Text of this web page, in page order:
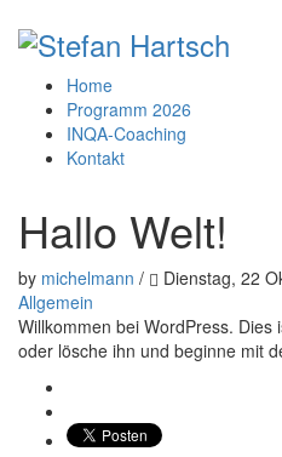
Home
Programm 2026
INQA-Coaching
Kontakt
Hallo Welt!
by michelmann / Dienstag, 22
Allgemein
Willkommen bei WordPress.
oder lösche ihn und beginne mit